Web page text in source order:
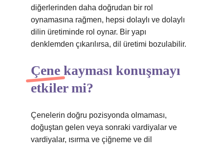
diğerlerinden daha doğrudan bir rol
oynamasına rağmen, hepsi dolaylı ve dolaylı
dilin üretiminde rol oynar. Bir yapı
denklemden çıkarılırsa, dil üretimi bozulabilir.
Çene kayması konuşmayı
etkiler mi?
Çenelerin doğru pozisyonda olmaması,
doğuştan gelen veya sonraki vardiyalar ve
vardiyalar, ısırma ve çiğneme ve dil